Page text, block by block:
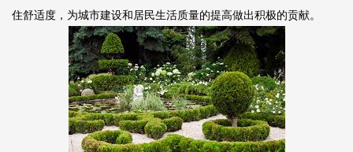
住舒适度，为城市建设和居民生活质量的提高做出积极的贡献。